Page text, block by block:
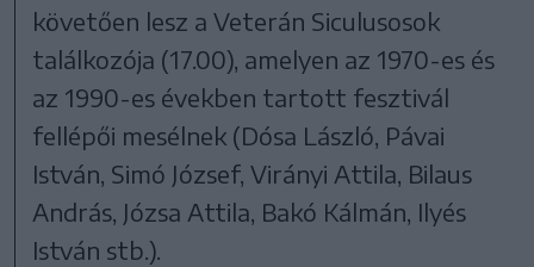
követően lesz a Veterán Siculusosok
találkozója (17.00), amelyen az 1970-es és
az 1990-es években tartott fesztivál
fellépői mesélnek (Dósa László, Pávai
István, Simó József, Virányi Attila, Bilaus
András, Józsa Attila, Bakó Kálmán, Ilyés
István stb.).